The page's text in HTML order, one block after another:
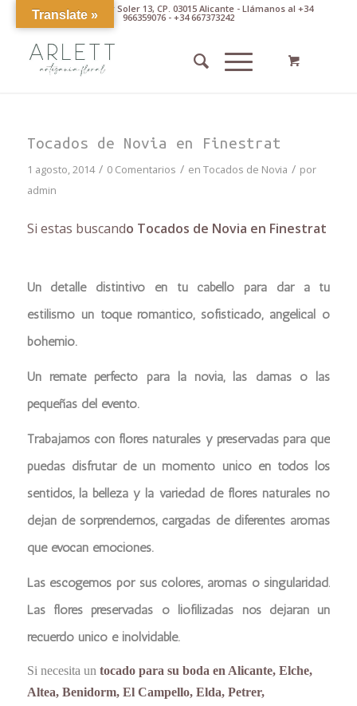
Av. Pintor Xavier Soler 13, CP. 03015 Alicante - Llámanos al +34
966359076 - +34 667373242
Tocados de Novia en Finestrat
1 agosto, 2014 / 0 Comentarios / en Tocados de Novia / por
admin
Si estas buscando Tocados de Novia en Finestrat
Un detalle distintivo en tu cabello para dar a tu
estilismo un toque romántico, sofisticado, angelical o
bohemio.
Un remate perfecto para la novia, las damas o las
pequeñas del evento.
Trabajamos con flores naturales y preservadas para que
puedas disfrutar de un momento único en todos los
sentidos, la belleza y la variedad de flores naturales no
dejan de sorprendernos, cargadas de diferentes aromas
que evocan emociones.
Las escogemos por sus colores, aromas o singularidad.
Las flores preservadas o liofilizadas nos dejaran un
recuerdo único e inolvidable.
Si necesita un tocado para su boda en Alicante, Elche,
Altea, Benidorm, El Campello, Elda, Petrer,
Translate »